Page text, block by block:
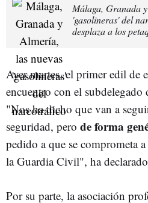
Málaga, Granada
'gasolineras' del
desplaza a los
Ayer martes, el primer edil de
encuentro con el
"Nos ha dicho que van a
seguridad, pero de forma
pedido a que se comprometa
la Guardia Civil", ha
Por su parte, la asociación